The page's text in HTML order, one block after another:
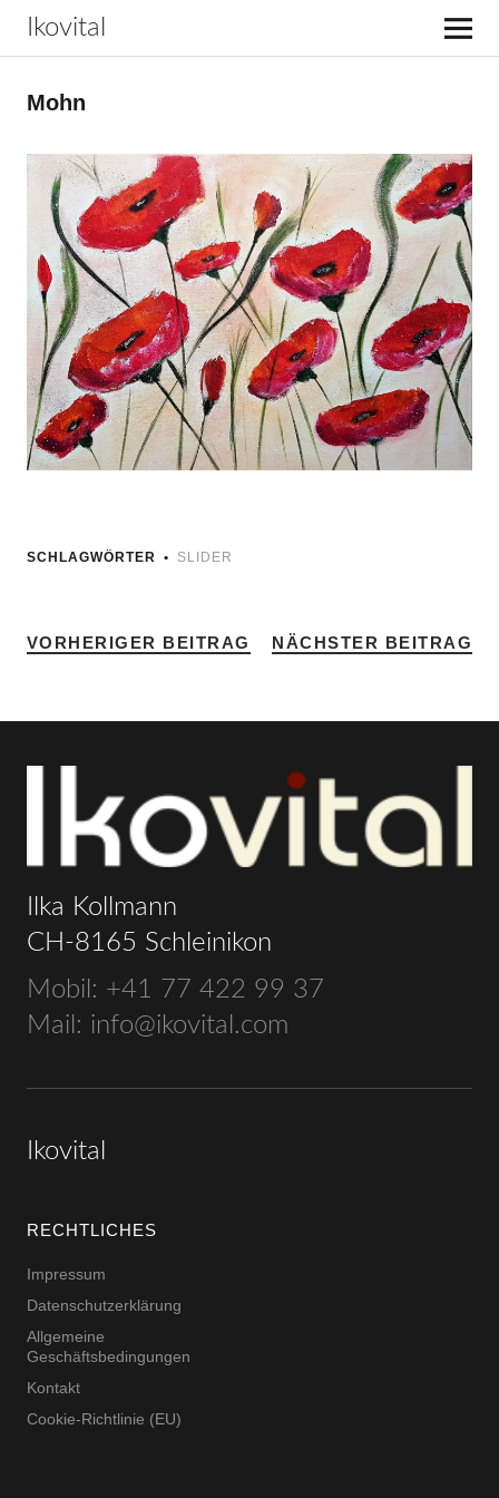
Ikovital
Mohn
SCHLAGWÖRTER SLIDER
VORHERIGER BEITRAG NÄCHSTER BEITRAG
Ilka Kollmann
CH-8165 Schleinikon
Mobil: +41 77 422 99 37
Mail: info@ikovital.com
Ikovital
RECHTLICHES
Impressum
Datenschutzerklärung
Allgemeine
Geschäftsbedingungen
Kontakt
Cookie-Richtlinie (EU)